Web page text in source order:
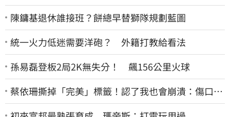
陳鏞基退休誰接班？餅總早替獅隊規劃藍圖
統一火力低迷需要洋砲？ 外籍打教給看法
孫易磊登板2局2K無失分！ 飆156公里火球
蔡依珊撕掉「完美」標籤！認了我也會崩潰：傷口終
究會癒合